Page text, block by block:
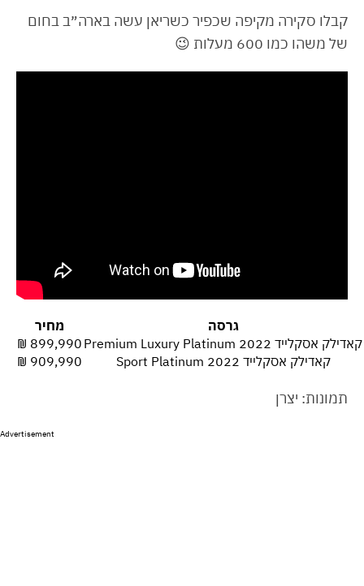
קבלו סקירה מקיפה שכפיר כשריאן עשה בארה״ב בחום
של משהו כמו 600 מעלות 😉
גרסה
מחיר
קאדילק אסקלייד 2022 Premium Luxury Platinum
899,990 ₪
קאדילק אסקלייד 2022 Sport Platinum
909,990 ₪
תמונות: יצרן
Advertisement